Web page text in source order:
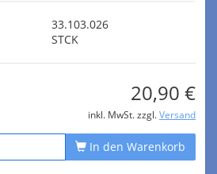
33.103.026
STCK
20,90 €
inkl. MwSt. zzgl. Versand
In den Warenkorb